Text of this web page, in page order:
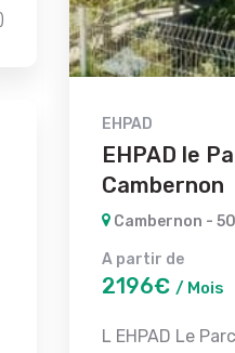
EHPAD
EHPAD le
Cambernon
Cambernon -
A partir de
2196€ / Mois
L EHPAD Le